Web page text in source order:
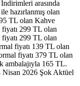
arasında
hazırlanmış olan
TL olan Kahve
299 TL olan
299 TL olan
fiyatı 139 TL olan
fiyatı 379 TL olan
ambalajıyla 165 TL.
Nisan 2026 Şok Aktüel